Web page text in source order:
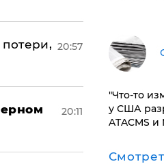
20:57
20:11
​"Что-то
у США
ATACMS и